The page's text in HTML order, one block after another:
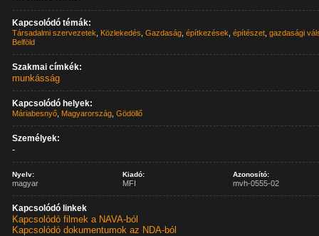
Kapcsolódó témák:
Társadalmi szervezetek
Közlekedés ,Gazdaság ,építkezések ,építészet ,gazdasági
Belföld
Szakmai címkék:
munkásság
Kapcsolódó helyek:
Máriabesnyő Magyarország ,Gödöllő
Személyek:
-
Nyelv:
magyar
Kiadó:
MFI
Azonosító:
mvh-0555-02
Kapcsolódó linkek
Kapcsolódó filmek a NAVA-ból
Kapcsolódó dokumentumok az NDA-ból